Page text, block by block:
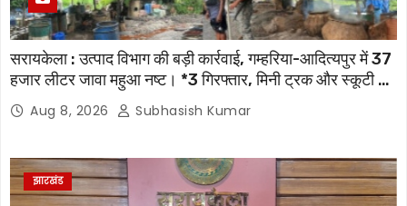
सरायकेला : उत्पाद विभाग की बड़ी कार्रवाई, गम्हरिया-आदित्यपुर में 37
हजार लीटर जावा महुआ नष्ट। *3 गिरफ्तार, मिनी ट्रक और स्कूटी भी
जब्त Aug 8, 2026 Subhasish Kumar
झारखंड